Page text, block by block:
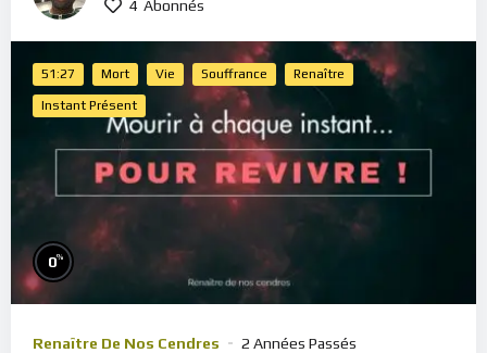
4 Abonnés
51:27 Mort Vie Souffrance Renaître
Instant Présent
0%
Renaître De Nos Cendres 2 Années Passés